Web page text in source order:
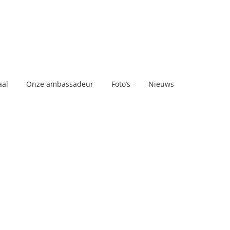
Onze ambassadeur Foto’s Nieuws